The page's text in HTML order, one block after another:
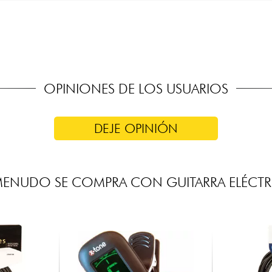
diseñadas por Fender
OPINIONES DE LOS USUARIOS
DEJE OPINIÓN
SE COMPRA CON GUITARRA